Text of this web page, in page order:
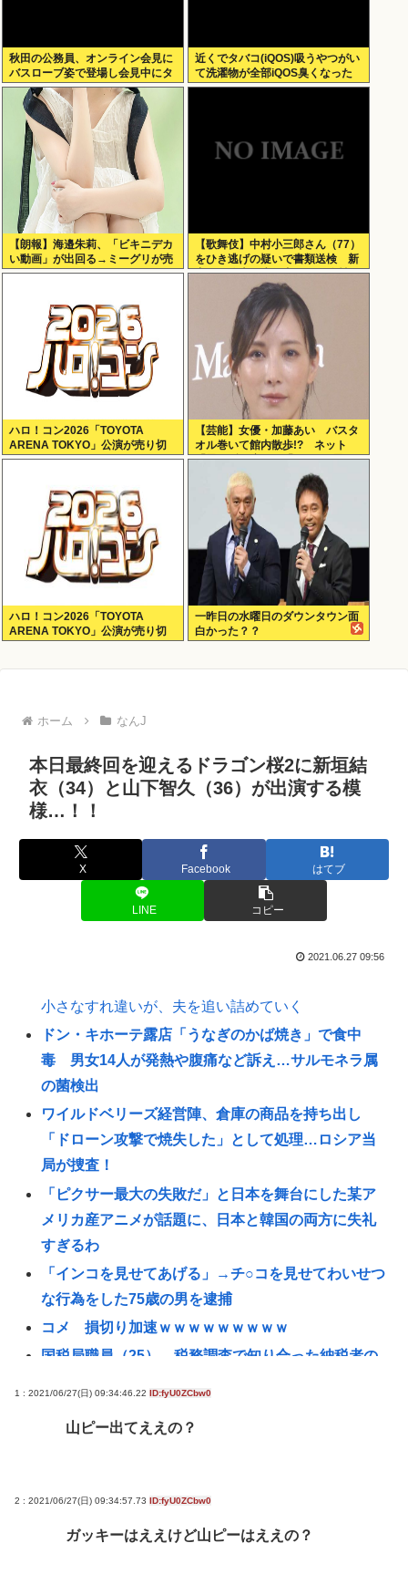
秋田の公務員、オンライン会見に
バスローブ姿で登場し会見中にタ
バコを吸う←あのさあ！
近くでタバコ(iQOS)吸うやつがい
て洗濯物が全部iQOS臭くなった
【朗報】海邉朱莉、「ビキニデカ
い動画」が出回る→ミーグリが売
れるwww
【歌舞伎】中村小三郎さん（77）
をひき逃げの疑いで書類送検 新
宿区の路上で歩行者の20代女性を
はねてけがをさせたうえ、そのま
ハロ！コン2026「TOYOTA
ARENA TOKYO」公演が売り切
れない
【芸能】女優・加藤あい バスタ
オル巻いて館内散歩!? ネット
「思わず二度見」「IWGPを思い
出す」「セクシーサンキュー」
ハロ！コン2026「TOYOTA
ARENA TOKYO」公演が売り切
一昨日の水曜日のダウンタウン面
白かった？？
ホーム なんJ
本日最終回を迎えるドラゴン桜2に新垣結
衣（34）と山下智久（36）が出演する模
様…！！
X Facebook はてブ
LINE コピー
2021.06.27 09:56
小さなすれ違いが、夫を追い詰めていく
ドン・キホーテ露店「うなぎのかば焼き」で食中
毒 男女14人が発熱や腹痛など訴え…サルモネラ属
の菌検出
ワイルドベリーズ経営陣、倉庫の商品を持ち出し
「ドローン攻撃で焼失した」として処理…ロシア当
局が捜査！
「ピクサー最大の失敗だ」と日本を舞台にした某ア
メリカ産アニメが話題に、日本と韓国の両方に失礼
すぎるわ
「インコを見せてあげる」→チ○コを見せてわいせつ
な行為をした75歳の男を逮捕
コメ 損切り加速ｗｗｗｗｗｗｗｗｗ
国税局職員（25）、税務調査で知り合った納税者の
2881億円の債務超過
消耗させるとか予想以上に迷惑だったな
1 : 2021/06/27(日) 09:34:46.22 ID:fyU0ZCbw0
山ピー出てええの？
2 : 2021/06/27(日) 09:34:57.73 ID:fyU0ZCbw0
ガッキーはええけど山ピーはええの？